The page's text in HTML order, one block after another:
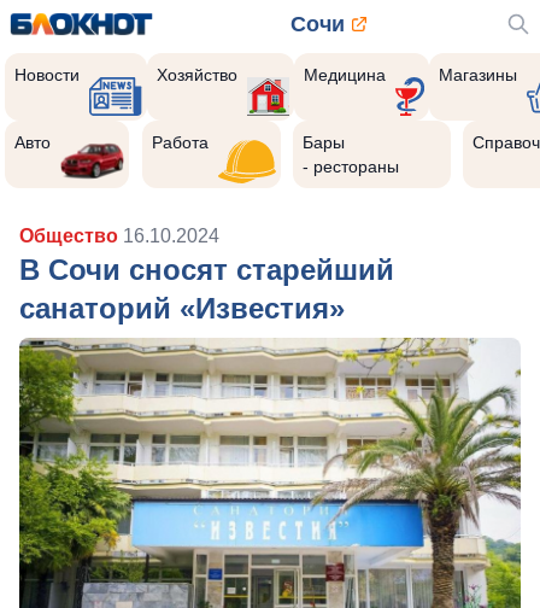
Сочи
Новости Хозяйство Медицина Магазины
Авто Работа
Бары
- рестораны
Общество 16.10.2024
В Сочи сносят старейший
санаторий «Известия»